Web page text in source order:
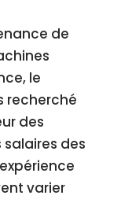
de
le
recherché
des
salaires des
varier